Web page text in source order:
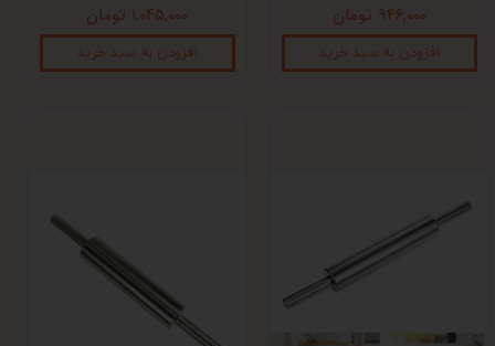
۹۴۶,۰۰۰ تومان
افزودن به سبد خرید
۱,۰۴۵,۰۰۰ تومان
افزودن به سبد خرید